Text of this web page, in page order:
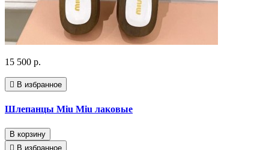
15 500 р.
В избранное
Шлепанцы Miu Miu лаковые
В корзину
В избранное